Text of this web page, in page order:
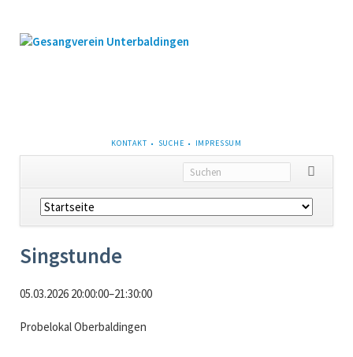
NAVIGATION
ÜBERSPRINGEN
KONTAKT SUCHE IMPRESSUM
Navigation
überspringen
Singstunde
05.03.2026 20:00:00–21:30:00
Probelokal Oberbaldingen